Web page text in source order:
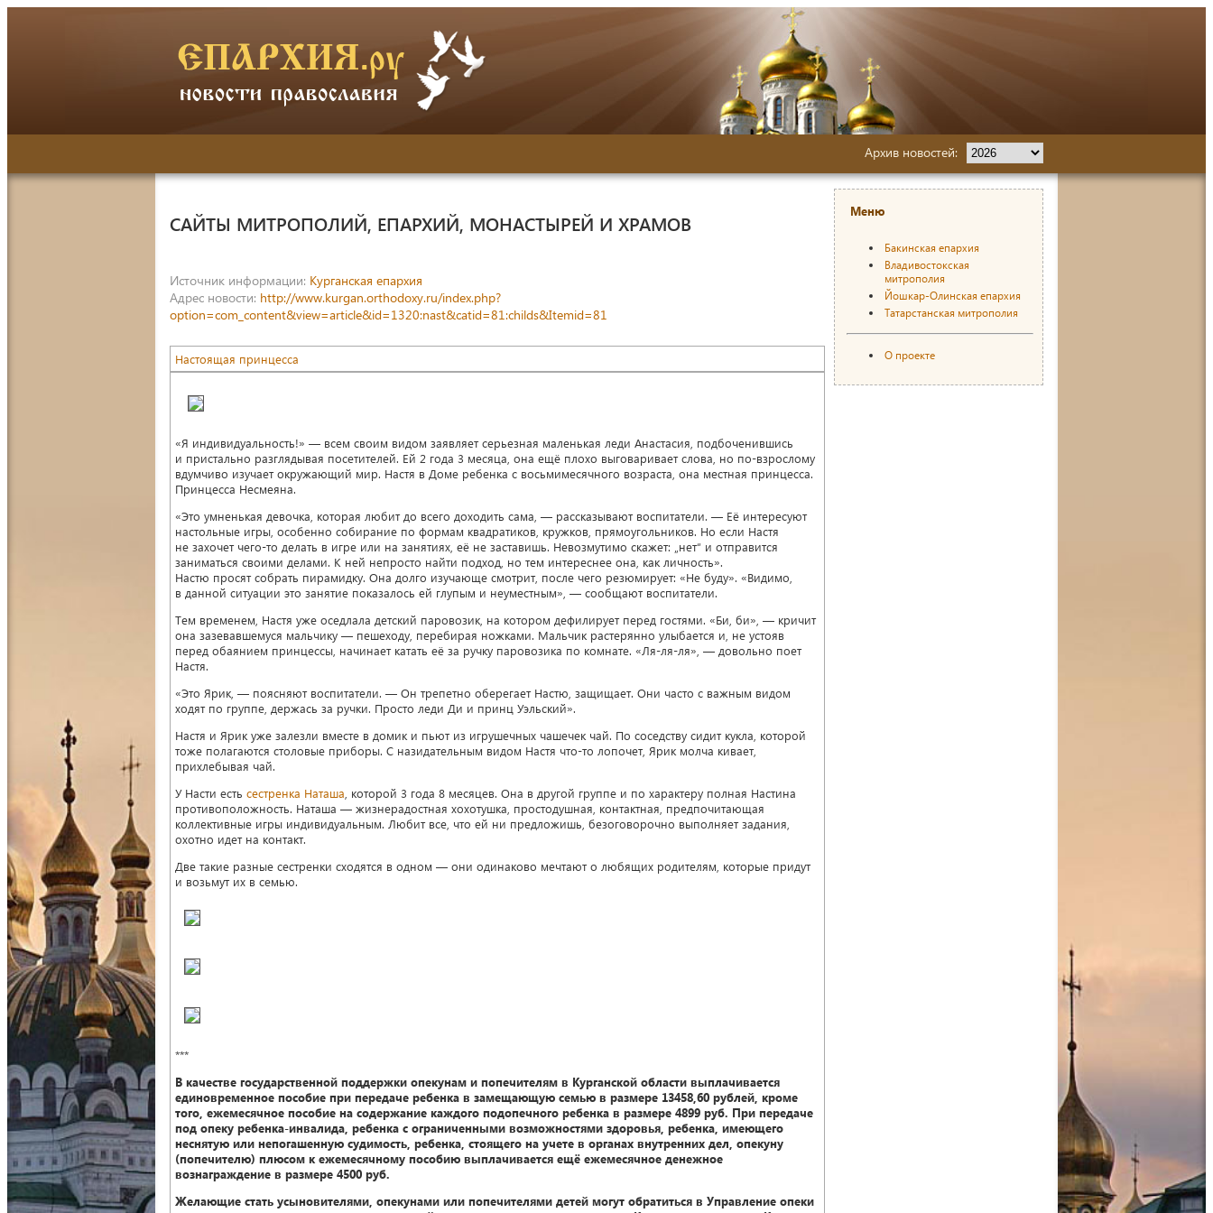
Архив новостей:
САЙТЫ МИТРОПОЛИЙ, ЕПАРХИЙ, МОНАСТЫРЕЙ И ХРАМОВ
Источник информации: Курганская епархия
Адрес новости: http://www.kurgan.orthodoxy.ru/index.php?
option=com_content&view=article&id=1320:nast&catid=81:childs&Itemid=81
Настоящая принцесса
«Я индивидуальность!» — всем своим видом заявляет серьезная маленькая леди Анастасия, подбоченившись
и пристально разглядывая посетителей. Ей 2 года 3 месяца, она ещё плохо выговаривает слова, но по-взрослому
вдумчиво изучает окружающий мир. Настя в Доме ребенка с восьмимесячного возраста, она местная принцесса.
Принцесса Несмеяна.
«Это умненькая девочка, которая любит до всего доходить сама, — рассказывают воспитатели. — Её интересуют
настольные игры, особенно собирание по формам квадратиков, кружков, прямоугольников. Но если Настя
не захочет чего-то делать в игре или на занятиях, её не заставишь. Невозмутимо скажет: „нет“ и отправится
заниматься своими делами. К ней непросто найти подход, но тем интереснее она, как личность».
Настю просят собрать пирамидку. Она долго изучающе смотрит, после чего резюмирует: «Не буду». «Видимо,
в данной ситуации это занятие показалось ей глупым и неуместным», — сообщают воспитатели.
Тем временем, Настя уже оседлала детский паровозик, на котором дефилирует перед гостями. «Би, би», — кричит
она зазевавшемуся мальчику — пешеходу, перебирая ножками. Мальчик растерянно улыбается и, не устояв
перед обаянием принцессы, начинает катать её за ручку паровозика по комнате. «Ля-ля-ля», — довольно поет
Настя.
«Это Ярик, — поясняют воспитатели. — Он трепетно оберегает Настю, защищает. Они часто с важным видом
ходят по группе, держась за ручки. Просто леди Ди и принц Уэльский».
Настя и Ярик уже залезли вместе в домик и пьют из игрушечных чашечек чай. По соседству сидит кукла, которой
тоже полагаются столовые приборы. С назидательным видом Настя что-то лопочет, Ярик молча кивает,
прихлебывая чай.
У Насти есть сестренка Наташа , которой 3 года 8 месяцев. Она в другой группе и по характеру полная Настина
противоположность. Наташа — жизнерадостная хохотушка, простодушная, контактная, предпочитающая
коллективные игры индивидуальным. Любит все, что ей ни предложишь, безоговорочно выполняет задания,
охотно идет на контакт.
Две такие разные сестренки сходятся в одном — они одинаково мечтают о любящих родителям, которые придут
и возьмут их в семью.
***
В качестве государственной поддержки опекунам и попечителям в Курганской области выплачивается
единовременное пособие при передаче ребенка в замещающую семью в размере 13458,60 рублей, кроме
того, ежемесячное пособие на содержание каждого подопечного ребенка в размере 4899 руб. При передаче
под опеку ребенка-инвалида, ребенка с ограниченными возможностями здоровья, ребенка, имеющего
неснятую или непогашенную судимость, ребенка, стоящего на учете в органах внутренних дел, опекуну
(попечителю) плюсом к ежемесячному пособию выплачивается ещё ежемесячное денежное
вознаграждение в размере 4500 руб.
Желающие стать усыновителями, опекунами или попечителями детей могут обратиться в Управление опеки
Меню
Бакинская епархия
Владивостокская
митрополия
Йошкар-Олинская епархия
Татарстанская митрополия
О проекте